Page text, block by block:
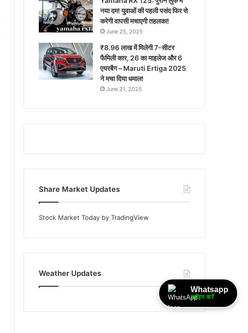
नया दम! युवाओं की पहली पसंद फिर से
करेगी वापसी मचाएगी तहलका!
June 25, 2025
₹8.96 लाख में मिलेगी 7-सीटर
फैमिली कार, 26 का माइलेज और 6
एयरबैग – Maruti Ertiga 2025
ने मचा दिया धमाल!
June 21, 2025
Share Market Updates
Stock Market Today by TradingView
Weather Updates
Whatsapp
ज्वॉइन करें